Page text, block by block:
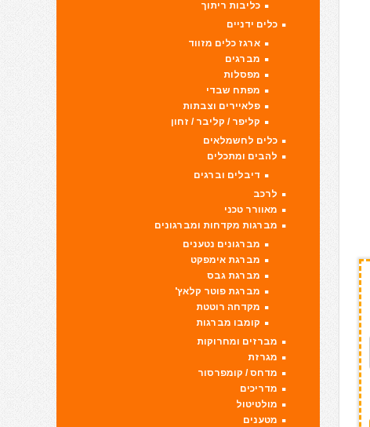
כליבות ריתוך
כלים ידניים
ארגז כלים מזווד
מברגים
מפסלות
מפתח שבדי
פלאיירים וצבתות
קליפר / קליבר / זחון
כלים לחשמלאים
להבים ומתכלים
דיבלים וברגים
לרכב
מאוורר טכני
מברגות מקדחות ומברגונים
מברגונים נטענים
מברגת אימפקט
מברגת גבס
מברגת פוטר קלאץ'
מקדחה רוטטת
קומבו מברגות
מברזים ומחרוקות
מגרזת
מדחס / קומפרסור
מדריכים
מולטיטול
מטענים